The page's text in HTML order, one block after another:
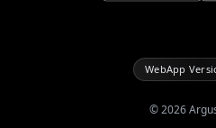
WebApp
©2026